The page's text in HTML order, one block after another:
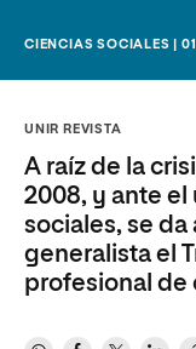
CIENCIAS SOCIALES |
UNIR REVISTA
A raíz de la
2008, y ante el
sociales, se
generalista el
profesional de